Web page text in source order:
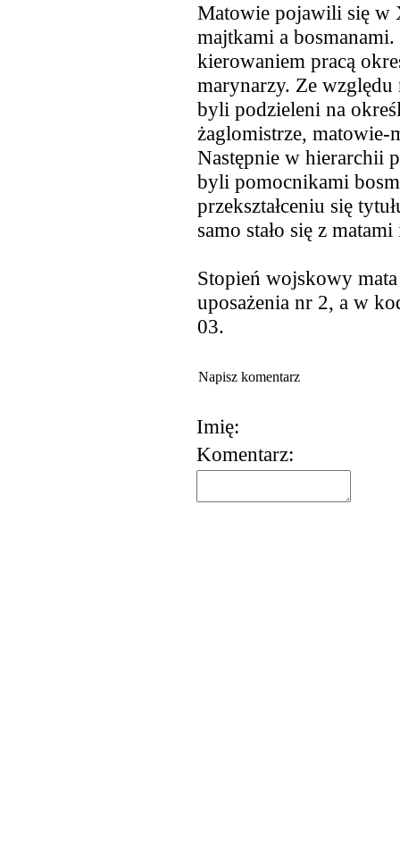
Matowie pojawili się w
majtkami a
kierowaniem pracą
marynarzy. Ze
byli podzieleni na
żaglomistrze,
Następnie w hierarchii
byli pomocnikami
przekształceniu się
samo stało się z
Stopień wojskowy
uposażenia nr 2, a w
03.
Napisz komentarz
Imię:
Komentarz: